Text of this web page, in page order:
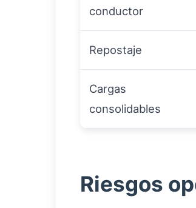
conductor
Repostaje
Cargas
consolidables
Riesgos